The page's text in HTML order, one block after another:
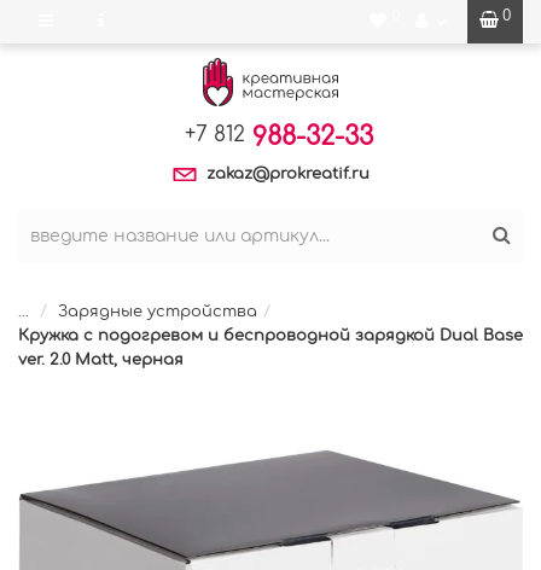
0
+7 812 988-32-33
zakaz@prokreatif.ru
...
Зарядные устройства
Кружка с подогревом и беспроводной зарядкой Dual Base
ver. 2.0 Matt, черная